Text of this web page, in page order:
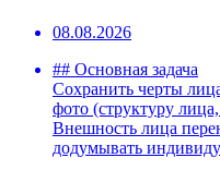
08.08.2026
## Основная задача
Сохранить черты
фото (структуру
Внешность лица
додумывать